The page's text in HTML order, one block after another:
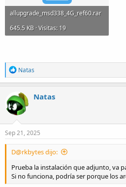
allupgrade_msd338_4G_ref60.rar
645.5 KB · Visitas: 19
R
e
a
c
t
i
o
n
s
Natas
Natas
Sep 21, 2025
D@rkbytes dijo:
Prueba la instalación que adjunto, va
Si no funciona, podría ser porque los